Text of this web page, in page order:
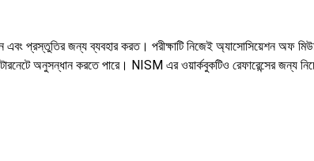
প্রস্তুতির জন্য ব্যবহার করত। পরীক্ষাটি নিজেই অ্যাসোসিয়েশন অফ
অনুসন্ধান করতে পারে। NISM এর ওয়ার্কবুকটিও রেফারেন্সের জন্য